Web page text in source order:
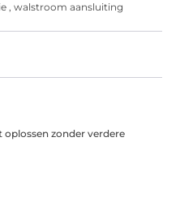
,walstroom aansluiting
zonder verdere